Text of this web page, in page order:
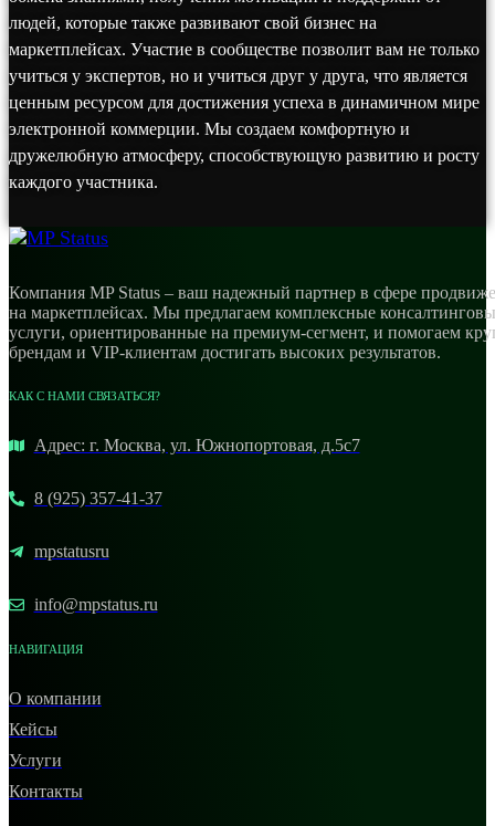
людей, которые также развивают свой бизнес на
маркетплейсах. Участие в сообществе позволит вам не только
учиться у экспертов, но и учиться друг у друга, что является
ценным ресурсом для достижения успеха в динамичном мире
электронной коммерции. Мы создаем комфортную и
дружелюбную атмосферу, способствующую развитию и росту
каждого участника.
Компания MP Status – ваш надежный партнер в сфере
на маркетплейсах. Мы предлагаем комплексные
услуги, ориентированные на премиум-сегмент, и помогаем
брендам и VIP-клиентам достигать высоких результатов.
КАК С НАМИ СВЯЗАТЬСЯ?
Адрес: г. Москва, ул. Южнопортовая, д.5с7
8 (925) 357-41-37
mpstatusru
info@mpstatus.ru
НАВИГАЦИЯ
О компании
Кейсы
Услуги
Контакты